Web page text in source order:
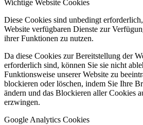
Wichtige Website Cookies
Diese Cookies sind unbedingt
Website verfügbaren Dienste zur
ihrer Funktionen zu nutzen.
Da diese Cookies zur Bereitstellung der
erforderlich sind, können Sie sie nicht
Funktionsweise unserer Website zu
blockieren oder löschen, indem Sie Ihre
ändern und das Blockieren aller Cookies
erzwingen.
Google Analytics Cookies